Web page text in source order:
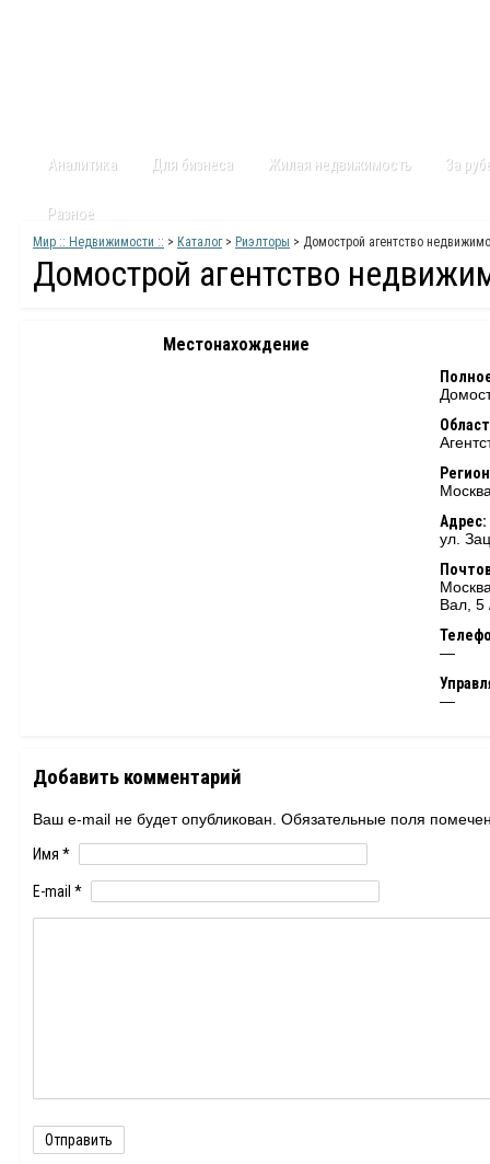
Аналитика Для бизнеса Жилая недвижимость За
Разное
Мир :: Недвижимости :: > Каталог> Риэлторы > Домострой агентство
Домострой агентство
Местонахождение
Адрес:
ул.
Вал,
—
—
Добавить комментарий
Ваш e-mail не будет опубликован. Обязательные поля
Имя *
E-mail *